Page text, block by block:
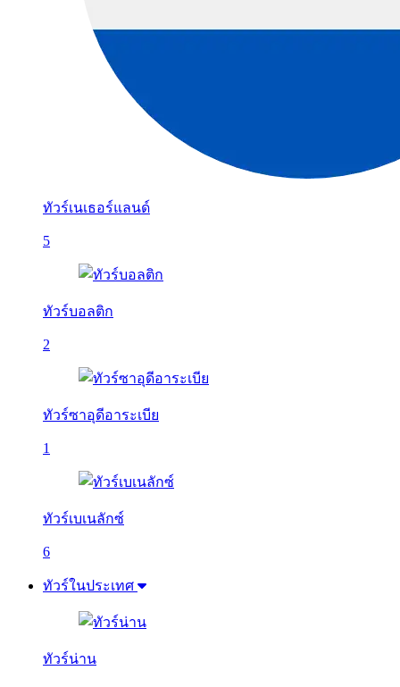
ทัวร์เนเธอร์แลนด์
5
ทัวร์บอลติก
2
ทัวร์ซาอุดีอาระเบีย
1
ทัวร์เบเนลักซ์
6
ทัวร์ในประเทศ
ทัวร์น่าน